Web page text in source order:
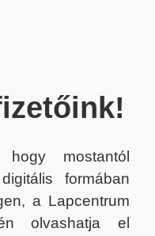
hogy mostantól
formában
a Lapcentrum
olvashatja el